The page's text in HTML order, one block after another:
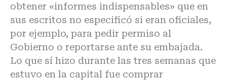
obtener «informes indispensables» que en
sus escritos no especificó si eran oficiales,
por ejemplo, para pedir permiso al
Gobierno o reportarse ante su embajada.
Lo que sí hizo durante las tres semanas que
estuvo en la capital fue comprar